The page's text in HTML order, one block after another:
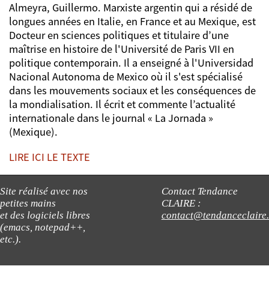
Almeyra, Guillermo. Marxiste argentin qui a résidé de
longues années en Italie, en France et au Mexique, est
Docteur en sciences politiques et titulaire d’une
maîtrise en histoire de l'Université de Paris VII en
politique contemporain. Il a enseigné à l'Universidad
Nacional Autonoma de Mexico où il s'est spécialisé
dans les mouvements sociaux et les conséquences de
la mondialisation. Il écrit et commente l’actualité
internationale dans le journal « La Jornada »
(Mexique).
LIRE ICI LE TEXTE
Site réalisé avec nos
petites mains
et des logiciels libres
(emacs, notepad++,
etc.).
Contact Tendance
CLAIRE :